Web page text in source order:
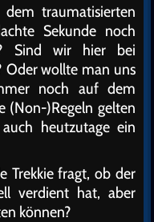
traumatisierten
Sekunde noch
Sind wir hier bei
Oder wollte man uns
noch auf dem
(Non-)Regeln gelten
heutzutage ein
Trekkie fragt, ob der
verdient hat, aber
können?